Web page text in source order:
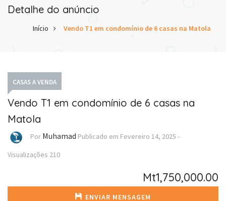
Detalhe do anúncio
Início Vendo T1 em condomínio de 6 casas na Matola
CASAS A VENDA
Vendo T1 em condomínio de 6 casas na
Matola
Por Muhamad Publicado em Fevereiro 14, 2025 -
Visualizações 210
Mt1,750,000.00
ENVIAR MENSAGEM